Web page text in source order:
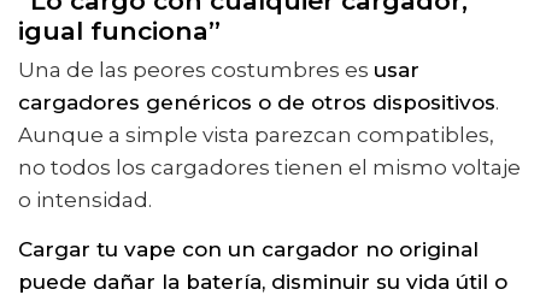
igual funciona”
Una de las peores costumbres es usar
cargadores genéricos o de otros dispositivos.
Aunque a simple vista parezcan compatibles,
no todos los cargadores tienen el mismo voltaje
o intensidad.
Cargar tu vape con un cargador no original
puede dañar la batería, disminuir su vida útil o